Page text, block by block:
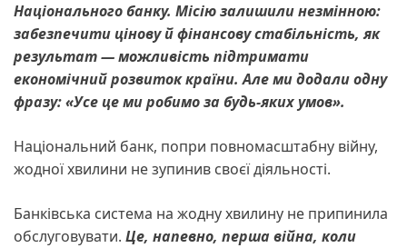
Національного банку. Місію залишили незмінною:
забезпечити цінову й фінансову стабільність, як
результат — можливість підтримати
економічний розвиток країни. Але ми додали одну
фразу: «Усе це ми робимо за будь-яких умов».
Національний банк, попри повномасштабну війну,
жодної хвилини не зупинив своєї діяльності.
Банківська система на жодну хвилину не припинила
обслуговувати. Це, напевно, перша війна, коли